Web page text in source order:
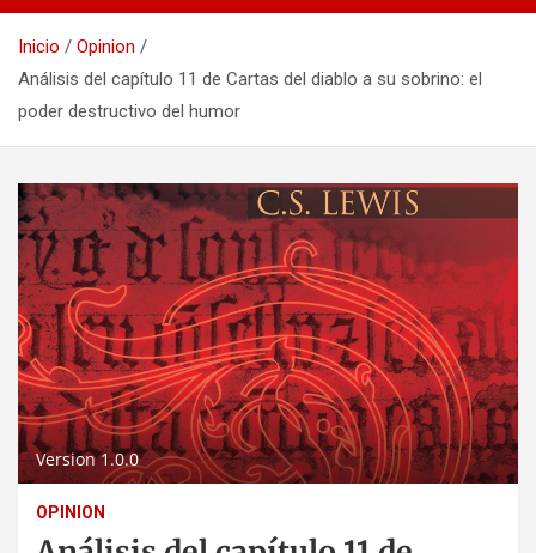
Inicio
Opinion
Análisis del capítulo 11 de Cartas del diablo a su sobrino: el
poder destructivo del humor
Version 1.0.0
OPINION